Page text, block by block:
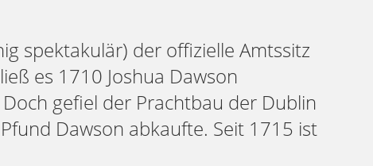
spektakulär) der offizielle Amtssitz
es 1710 Joshua Dawson
gefiel der Prachtbau der Dublin
Dawson abkaufte. Seit 1715 ist